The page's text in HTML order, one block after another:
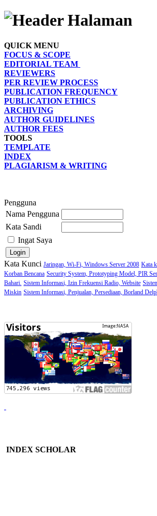
QUICK MENU
FOCUS & SCOPE
EDITORIAL TEAM
REVIEWERS
PER REVIEW PROCESS
PUBLICATION FREQUENCY
PUBLICATION ETHICS
ARCHIVING
AUTHOR GUIDELINES
AUTHOR FEES
TOOLS
TEMPLATE
INDEX
PLAGIARISM & WRITING
Pengguna
Nama Pengguna
Kata Sandi
Ingat Saya
Kata Kunci Jaringan, Wi-Fi, Windows Server 2008 Kata
Korban Bencana Security System, Prototyping Model, PIR
Bahari. Sistem Informasi, Izin Frekuensi Radio, Website
Miskin Sistem Informasi, Penjualan, Persediaan, Borland
INDEX SCHOLAR